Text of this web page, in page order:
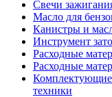
Свечи
Масло для
Канистры и
Инструмент
Расходные
Расходные
Комплектующие
техники